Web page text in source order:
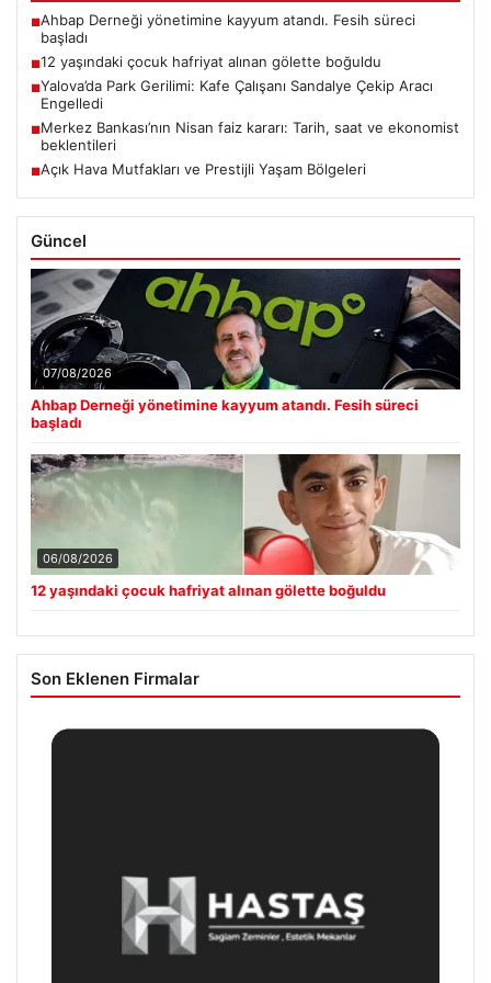
■Ahbap Derneği yönetimine kayyum atandı. Fesih süreci
başladı
■12 yaşındaki çocuk hafriyat alınan gölette boğuldu
■Yalova’da Park Gerilimi: Kafe Çalışanı Sandalye Çekip Aracı
Engelledi
■Merkez Bankası’nın Nisan faiz kararı: Tarih, saat ve ekonomist
beklentileri
■Açık Hava Mutfakları ve Prestijli Yaşam Bölgeleri
Güncel
07/08/2026
Ahbap Derneği yönetimine kayyum atandı. Fesih süreci
başladı
06/08/2026
12 yaşındaki çocuk hafriyat alınan gölette boğuldu
Son Eklenen Firmalar